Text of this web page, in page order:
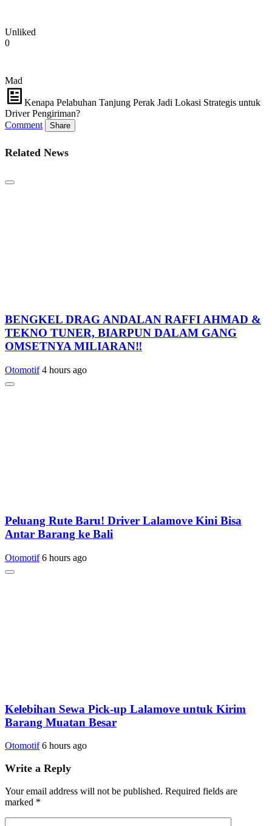
Unliked
0
Mad
Kenapa Pelabuhan Tanjung Perak Jadi Lokasi Strategis untuk
Driver Pengiriman?
Comment
Share
Related News
BENGKEL DRAG ANDALAN RAFFI AHMAD &
TEKNO TUNER, BIARPUN DALAM GANG
OMSETNYA MILIARAN‼️
Otomotif 4 hours ago
Peluang Rute Baru! Driver Lalamove Kini Bisa
Antar Barang ke Bali
Otomotif 6 hours ago
Kelebihan Sewa Pick-up Lalamove untuk Kirim
Barang Muatan Besar
Otomotif 6 hours ago
Write a Reply
Your email address will not be published. Required fields are
marked *